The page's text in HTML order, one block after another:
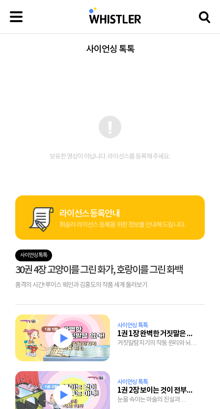
사이언싱 톡톡
보유한 영상이 아닙니다. 라이선스를 등록해 주세요.
라이선스 등록안내
휘슬러 라이선스 등록을 위한 정보를 안내해 드립니다.
사이언싱 톡톡
30권 4장 고양이를 그린 화가, 호랑이를 그린 화백
품격의 시간! 루이스 웨인과 김홍도의 작품 세계 둘러보기
사이언싱 톡톡
1권 1장 완벽한 거짓말은 없다!
거짓말탐지기의 작동 원리와 뇌도
사이언싱 톡톡
1권 2장 보이는 것이 전부는 아냐!
눈을 속이는 마술의 진실과